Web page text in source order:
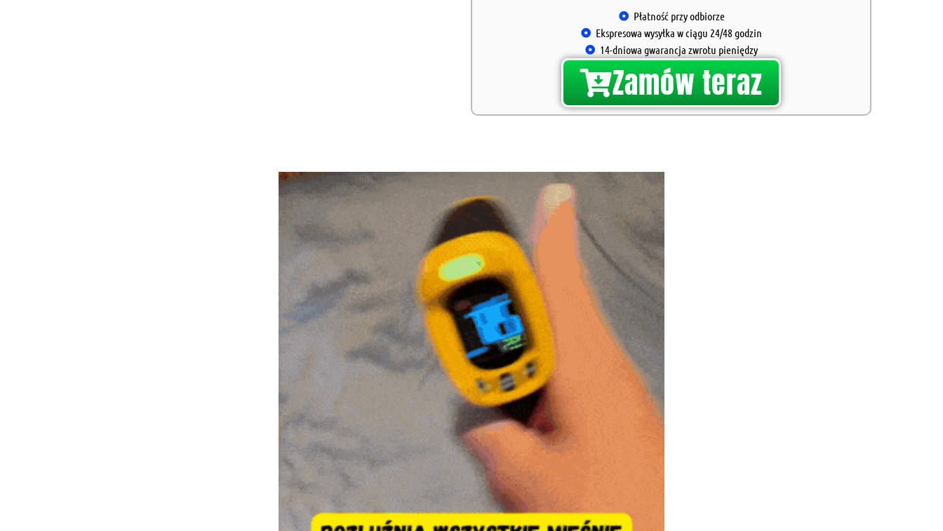
Płatność przy odbiorze
Ekspresowa wysyłka w ciągu 24/48 godzin
14-dniowa gwarancja zwrotu pieniędzy
Zamów teraz